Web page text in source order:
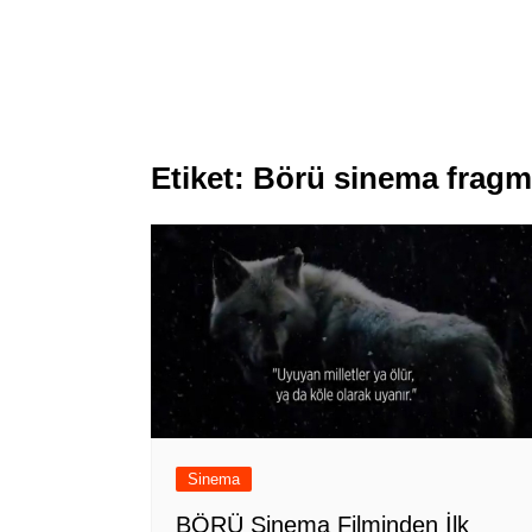
Etiket: Börü sinema
Sinema
BÖRÜ Sinema Filminden İlk